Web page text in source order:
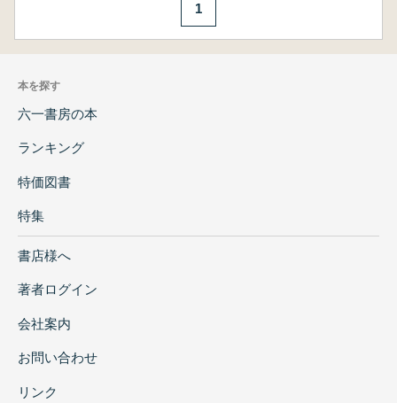
1
本を探す
六一書房の本
ランキング
特価図書
特集
書店様へ
著者ログイン
会社案内
お問い合わせ
リンク